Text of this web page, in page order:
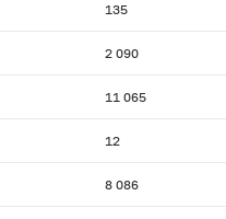
135
2 090
11 065
12
8 086